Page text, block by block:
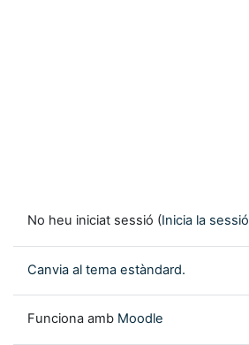
No heu iniciat sessió (Inicia la sessió
Canvia al tema estàndard.
Funciona amb Moodle